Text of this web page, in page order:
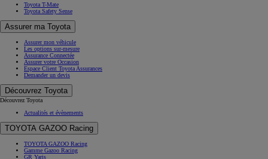
Toyota T-Mate
Toyota Safety Sense
Assurer ma Toyota
Assurer mon véhicule
Les options sur-mesure
Assurance Connectée
Assurer votre Occasion
Espace Client Toyota Assurances
Demander un devis
Découvrez Toyota
Découvrez Toyota
Actualités et évènements
TOYOTA GAZOO Racing
TOYOTA GAZOO Racing
Gamme Gazoo Racing
GR Yaris